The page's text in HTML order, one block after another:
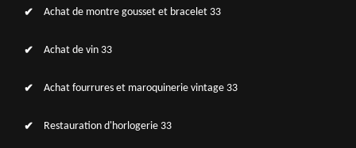
Achat de montre gousset et bracelet 33
Achat de vin 33
Achat fourrures et maroquinerie vintage 33
Restauration d'horlogerie 33